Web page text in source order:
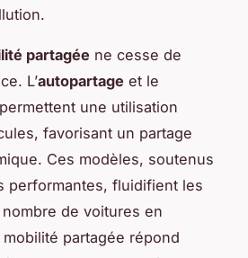
partagée ne cesse de
L’autopartage et le
une utilisation
favorisant un partage
Ces modèles, soutenus
performantes, fluidifient les
de voitures en
partagée répond